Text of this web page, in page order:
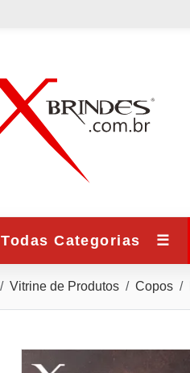
Todas Categorias ☰
Vitrine de Produtos Copos